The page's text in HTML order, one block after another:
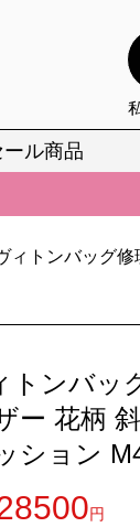
ール商品
逃しなく。
だけます。
逃しなく。
ィトンバッグ
トンバッ
ー 花柄
ション
円